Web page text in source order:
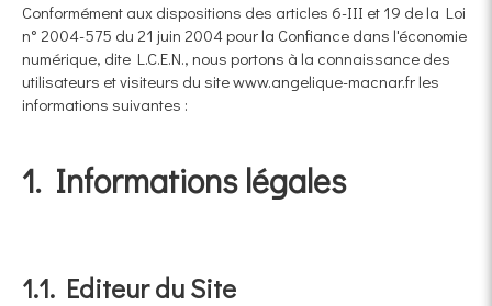
Conformément aux dispositions des articles 6-III et 19 de la Loi
n° 2004-575 du 21 juin 2004 pour la Confiance dans l'économie
numérique, dite L.C.E.N., nous portons à la connaissance des
utilisateurs et visiteurs du site www.angelique-macnar.fr les
informations suivantes :
1. Informations légales
1.1. Editeur du Site